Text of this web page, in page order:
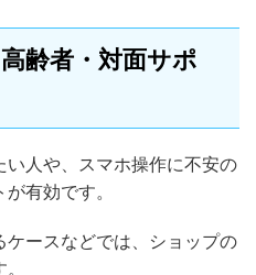
齢者・対面サポ
人や、スマホ操作に不安の
有効です。
ースなどでは、ショップの